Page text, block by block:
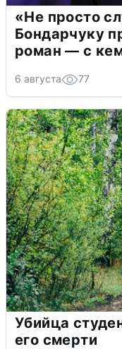
«Не просто
Бондарчуку
роман — с
6 августа 77
Убийца
его смерти